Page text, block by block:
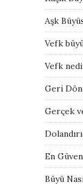
Aşk
Vefk
Vefk
Geri
Gerçek
En
Büyü